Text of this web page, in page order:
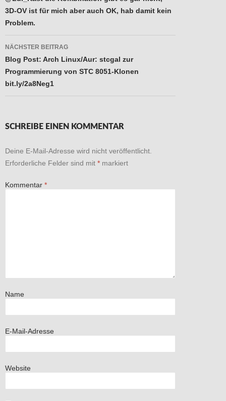
3D-OV ist für mich aber auch OK, hab damit kein
Problem.
NÄCHSTER BEITRAG
Blog Post: Arch Linux/Aur: stcgal zur
Programmierung von STC 8051-Klonen
bit.ly/2a8Neg1
SCHREIBE EINEN KOMMENTAR
Deine E-Mail-Adresse wird nicht veröffentlicht.
Erforderliche Felder sind mit * markiert
Kommentar *
Name
E-Mail-Adresse
Website